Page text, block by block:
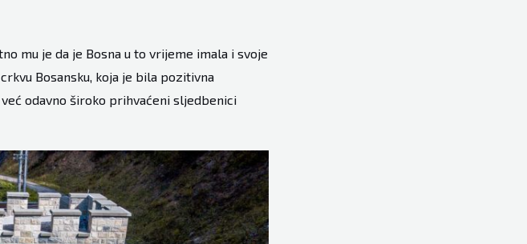
mu je da je Bosna u to vrijeme imala i svoje
Bosansku, koja je bila pozitivna
odavno široko prihvaćeni sljedbenici